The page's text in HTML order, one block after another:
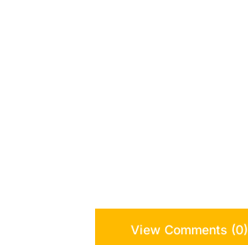
View Comments (0)